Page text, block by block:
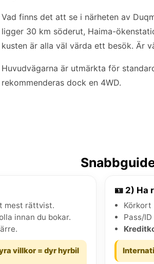
Vad finns det att se i närheten av
ligger 30 km söderut, Haima-
kusten är alla väl värda ett besök. Är
Huvudvägarna är utmärkta för
rekommenderas dock en 4WD.
mest rättvist.
innan du bokar.
villkor = dyr hyrbil
🪪 2) Ha
Körkort
Pass/ID